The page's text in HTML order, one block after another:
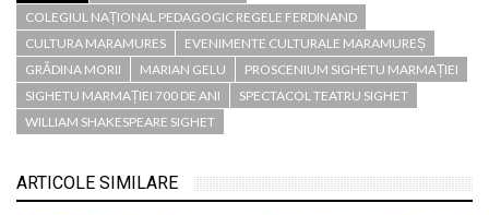
COLEGIUL NAȚIONAL PEDAGOGIC REGELE FERDINAND
CULTURA MARAMURES
EVENIMENTE CULTURALE MARAMUREȘ
GRĂDINA MORII
MARIAN GELU
PROSCENIUM SIGHETU MARMAȚIEI
SIGHETU MARMAȚIEI 700 DE ANI
SPECTACOL TEATRU SIGHET
WILLIAM SHAKESPEARE SIGHET
ARTICOLE SIMILARE